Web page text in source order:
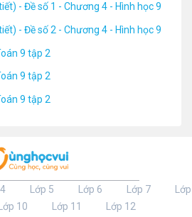
- Đề số 1 - Chương 4 - Hình học 9
- Đề số 2 - Chương 4 - Hình học 9
9 tập 2
9 tập 2
9 tập 2
Lớp 5 Lớp 6 Lớp 7
Lớp
Lớp 10 Lớp 11 Lớp 12